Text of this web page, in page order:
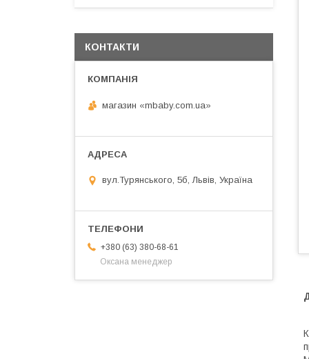
КОНТАКТИ
магазин «mbaby.com.ua»
вул.Турянського, 5б, Львів, Україна
+380 (63) 380-68-61
Оксана менеджер